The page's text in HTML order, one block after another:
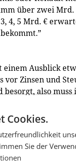
über zwei Mrd.
4, 5 Mrd. €
Ausblick
vor Zinsen und
also
wieder
Cookies.
Sie der